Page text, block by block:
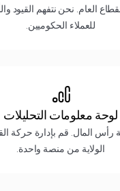
العام. نحن نتفهم القيود
للعملاء الحكوميين.
لوحة معلومات التحليلات
رأس المال. قم بإدارة حركة
الولاية من منصة واحدة.